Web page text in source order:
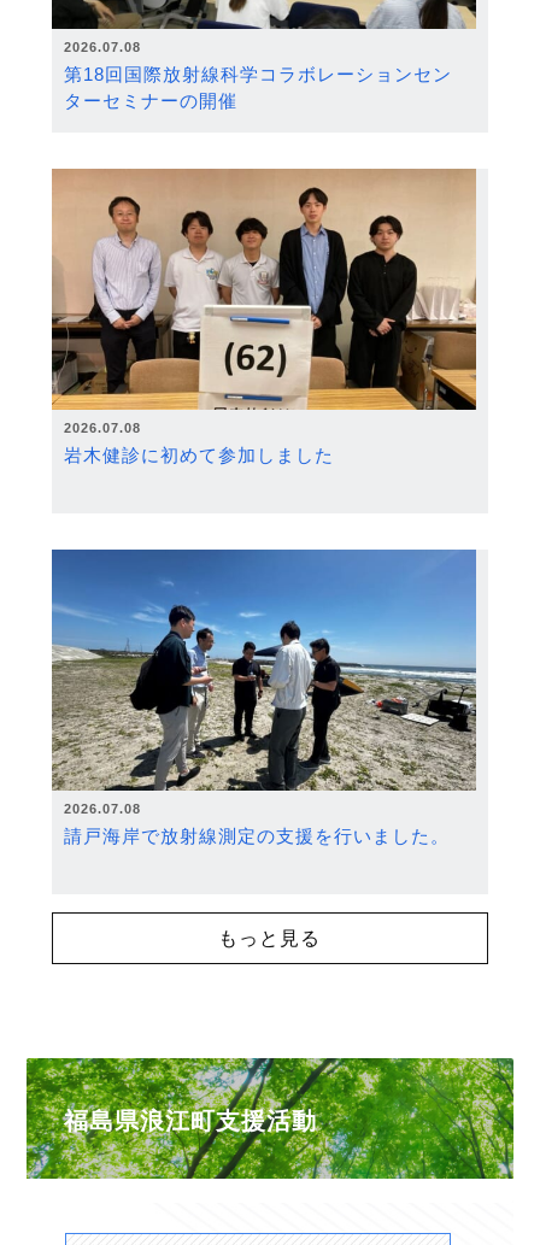
2026.07.08
第18回国際放射線科学コラボレーションセン
ターセミナーの開催
2026.07.08
岩木健診に初めて参加しました
2026.07.08
請戸海岸で放射線測定の支援を行いました。
もっと見る
福島県浪江町支援活動